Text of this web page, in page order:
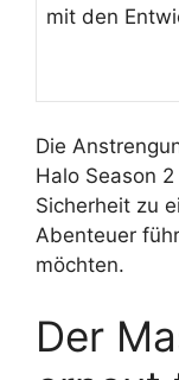
mit den
Die
Halo Season
Sicherheit zu
Abenteuer
möchten.
Der